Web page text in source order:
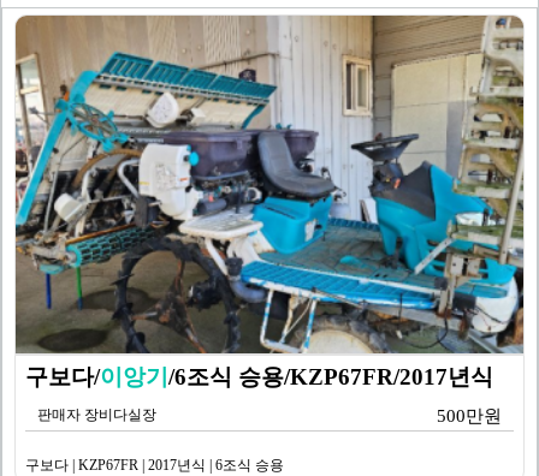
구보다/이앙기/6조식 승용/KZP67FR/2017년식
판매자 장비다실장 500만원
구보다 | KZP67FR | 2017년식 | 6조식 승용